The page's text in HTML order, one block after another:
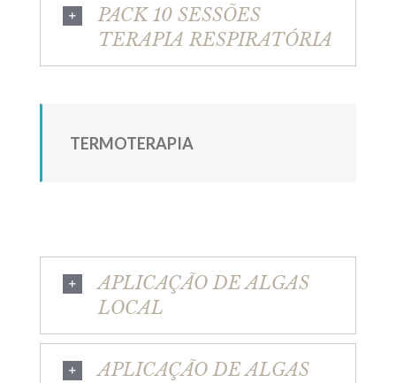
PACK 10 SESSÕES
TERAPIA RESPIRATÓRIA
TERMOTERAPIA
APLICAÇÃO DE ALGAS
LOCAL
APLICAÇÃO DE ALGAS